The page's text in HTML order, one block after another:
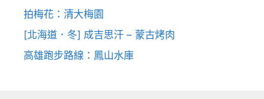
拍梅花：清大梅園
[北海道．冬] 成吉思汗 – 蒙古烤肉
高雄跑步路線：鳳山水庫